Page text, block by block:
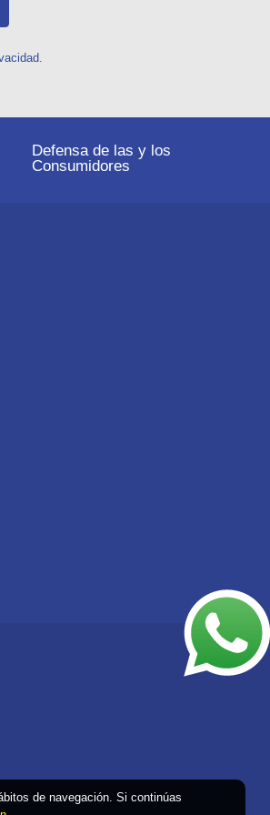
Defensa de las y los
Consumidores
de navegación. Si continúas